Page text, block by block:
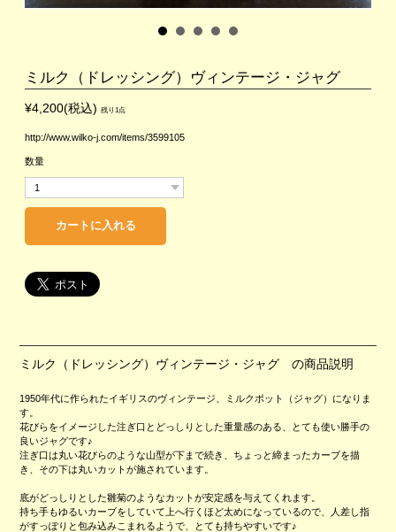
ミルク（ドレッシング）ヴィンテージ・ジャグ
¥4,200(税込) 残り1点
http://www.wilko-j.com/items/3599105
数量
ミルク（ドレッシング）ヴィンテージ・ジャグ の商品説明
1950年代に作られたイギリスのヴィンテージ、ミルクポット（ジャグ）になりま
す。
花びらをイメージした注ぎ口とどっしりとした重量感のある、とても使い勝手の
良いジャグです♪
注ぎ口は丸い花びらのような山型が下まで続き、ちょっと締まったカーブを描
き、その下は丸いカットが施されています。
底がどっしりとした雛菊のようなカットが安定感を与えてくれます。
持ち手もゆるいカーブをしていて上へ行くほど太めになっているので、人差し指
がすっぽりと包み込みこまれるようで、とても持ちやすいです♪